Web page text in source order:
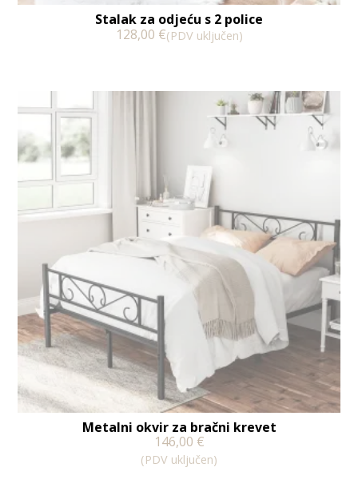
Stalak za odjeću s 2 police
128,00 €(PDV uključen)
Metalni okvir za bračni krevet
146,00 €
(PDV uključen)